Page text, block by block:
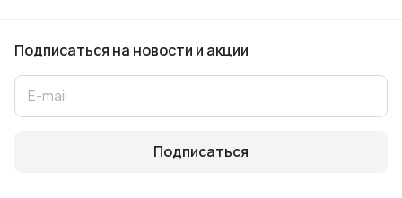
Подписаться на новости и акции
Подписаться